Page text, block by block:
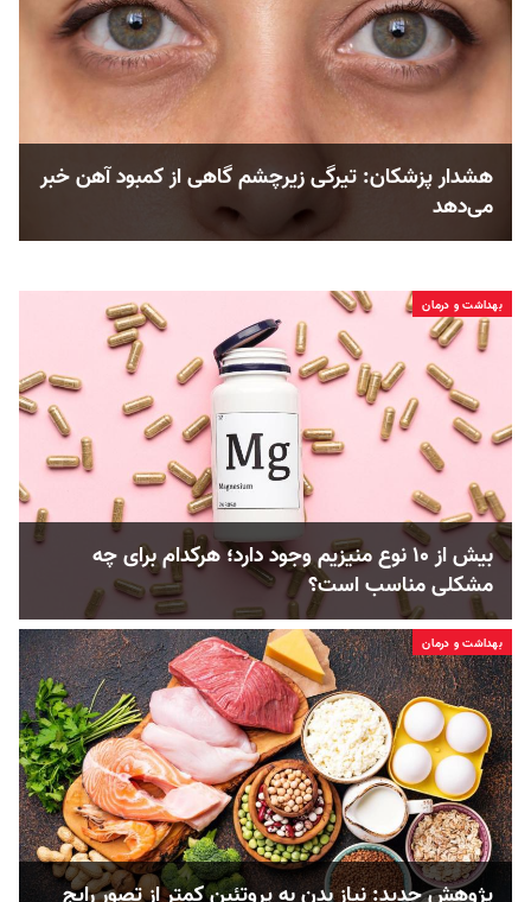
هشدار پزشکان: تیرگی زیرچشم گاهی از کمبود آهن خبر
می‌دهد
بهداشت و درمان
بیش از ۱۰ نوع منیزیم وجود دارد؛ هر‌کدام برای چه
مشکلی مناسب‌ است؟
بهداشت و درمان
پژوهش جدید: نیاز بدن به پروتئین کمتر از تصور رایج